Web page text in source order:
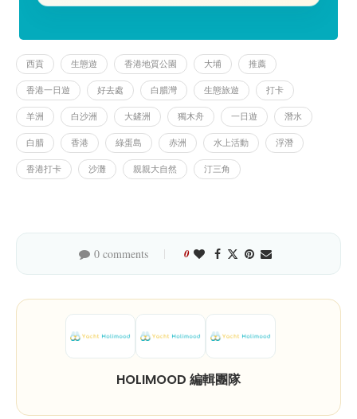
西貢 生態遊 香港地質公園 大埔 推薦
香港一日遊 好去處 白腊灣 生態旅遊 打卡
羊洲 白沙洲 大鏟洲 獨木舟 一日遊 潛水
白腊 香港 綠蛋島 赤洲 水上活動 浮潛
香港打卡 沙灘 親親大自然 汀三角
0 comments 0
HOLIMOOD 編輯團隊